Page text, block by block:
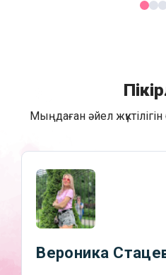
Мыңдаған әйел
Вероника